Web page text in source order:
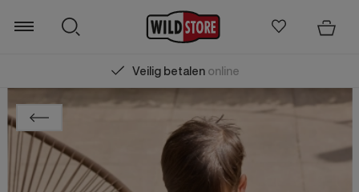
Veilig betalenonline
Zoeken